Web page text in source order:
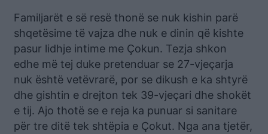
Familjarët e së resë thonë se nuk kishin parë
shqetësime të vajza dhe nuk e dinin që kishte
pasur lidhje intime me Çokun. Tezja shkon
edhe më tej duke pretenduar se 27-vjeçarja
nuk është vetëvrarë, por se dikush e ka shtyrë
dhe gishtin e drejton tek 39-vjeçari dhe shokët
e tij. Ajo thotë se e reja ka punuar si sanitare
për tre ditë tek shtëpia e Çokut. Nga ana tjetër,